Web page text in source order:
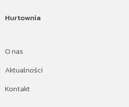
Hurtownia
O nas
Aktualności
Kontakt